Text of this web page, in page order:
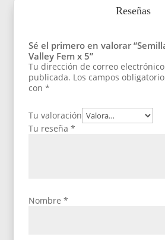
Reseñas
Sé el primero en valorar
Valley Fem x 5”
Tu dirección de correo
publicada. Los campos
con*
Tu valoración
Tu reseña*
Nombre*